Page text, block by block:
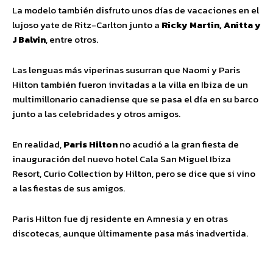
La modelo también disfruto unos días de vacaciones en el
lujoso yate de Ritz-Carlton junto a Ricky Martin, Anitta y
J Balvin, entre otros.
Las lenguas más viperinas susurran que Naomi y Paris
Hilton también fueron invitadas a la villa en Ibiza de un
multimillonario canadiense que se pasa el día en su barco
junto a las celebridades y otros amigos.
En realidad,Paris Hiltonno acudió a la gran fiesta de
inauguración del nuevo hotel Cala San Miguel Ibiza
Resort, Curio Collection by Hilton, pero se dice que si vino
a las fiestas de sus amigos.
Paris Hilton fue dj residente en Amnesia y en otras
discotecas, aunque últimamente pasa más inadvertida.